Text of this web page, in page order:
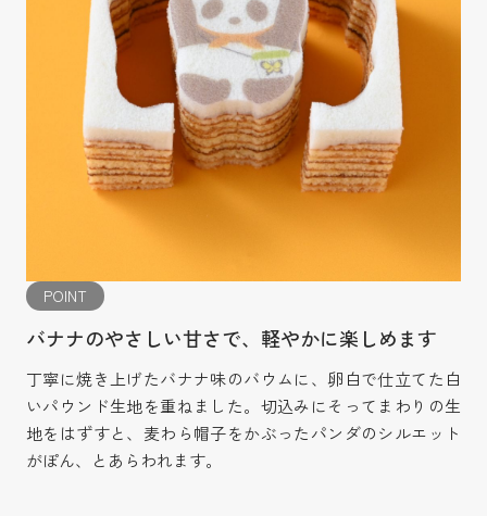
POINT
バナナのやさしい甘さで、軽やかに楽しめます
丁寧に焼き上げたバナナ味のバウムに、卵白で仕立てた白
いパウンド生地を重ねました。切込みにそってまわりの生
地をはずすと、麦わら帽子をかぶったパンダのシルエット
がぽん、とあらわれます。